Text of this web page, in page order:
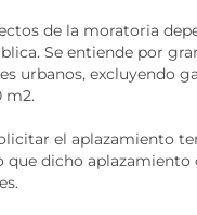
de la moratoria
Se entiende por
urbanos, excluyendo
m2.
el aplazamiento
que dicho